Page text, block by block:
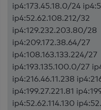
ip4:173.45.18.0/24
ip4:52.62.108.212/32
ip4:129.232.203.80/28
ip4:209.172.38.64/27
ip4:108.163.133.224/27
ip4:193.135.100.0/27
ip4:216.46.11.238
ip4:199.27.221.81
ip4:52.62.114.130